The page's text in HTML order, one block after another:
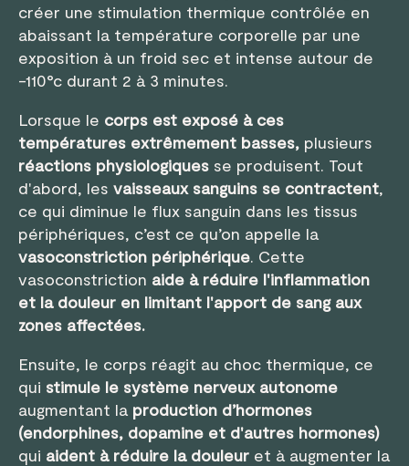
créer une stimulation thermique contrôlée en
abaissant la température corporelle par une
exposition à un froid sec et intense autour de
-110°c durant 2 à 3 minutes.
Lorsque le corps est exposé à ces
températures extrêmement basses, plusieurs
réactions physiologiques se produisent. Tout
d'abord, les vaisseaux sanguins se contractent,
ce qui diminue le flux sanguin dans les tissus
périphériques, c’est ce qu’on appelle la
vasoconstriction périphérique. Cette
vasoconstriction aide à réduire l'inflammation
et la douleur en limitant l'apport de sang aux
zones affectées.
Ensuite, le corps réagit au choc thermique, ce
qui stimule le système nerveux autonome
augmentant la production d’hormones
(endorphines, dopamine et d'autres hormones)
qui aident à réduire la douleur et à augmenter la